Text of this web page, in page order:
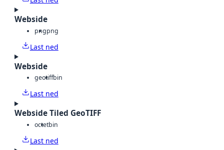
Webside
pngpng
Last ned
Webside
geotiffbin
Last ned
Webside Tiled GeoTIFF
octetbin
Last ned